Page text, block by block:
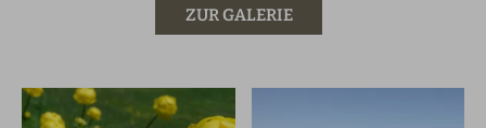
ZUR GALERIE